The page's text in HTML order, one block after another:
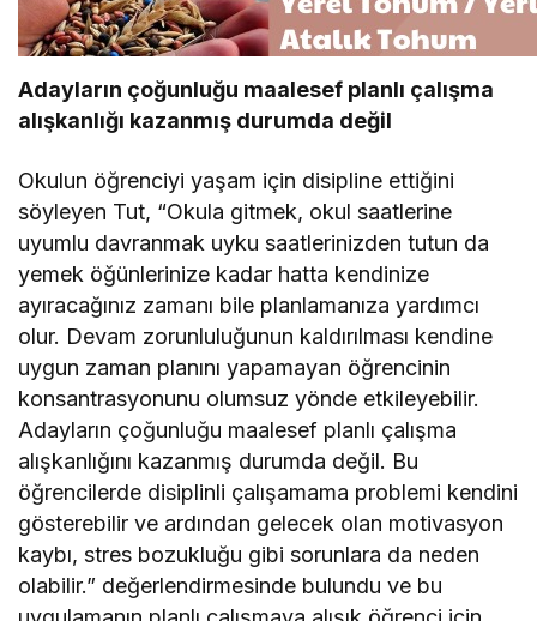
Adayların çoğunluğu maalesef planlı çalışma
alışkanlığı kazanmış durumda değil
Okulun öğrenciyi yaşam için disipline ettiğini
söyleyen Tut, “Okula gitmek, okul saatlerine
uyumlu davranmak uyku saatlerinizden tutun da
yemek öğünlerinize kadar hatta kendinize
ayıracağınız zamanı bile planlamanıza yardımcı
olur. Devam zorunluluğunun kaldırılması kendine
uygun zaman planını yapamayan öğrencinin
konsantrasyonunu olumsuz yönde etkileyebilir.
Adayların çoğunluğu maalesef planlı çalışma
alışkanlığını kazanmış durumda değil. Bu
öğrencilerde disiplinli çalışamama problemi kendini
gösterebilir ve ardından gelecek olan motivasyon
kaybı, stres bozukluğu gibi sorunlara da neden
olabilir.” değerlendirmesinde bulundu ve bu